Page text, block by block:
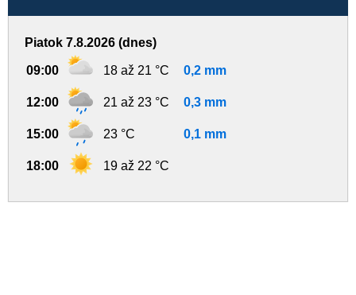
Piatok 7.8.2026 (dnes)
09:00 18 až 21 °C 0,2 mm
12:00 21 až 23 °C 0,3 mm
15:00 23 °C 0,1 mm
18:00 19 až 22 °C